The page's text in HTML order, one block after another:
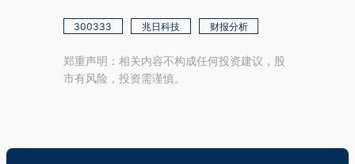
300333 兆日科技 财报分析
郑重声明：相关内容不构成任何投资建议，股
市有风险，投资需谨慎。